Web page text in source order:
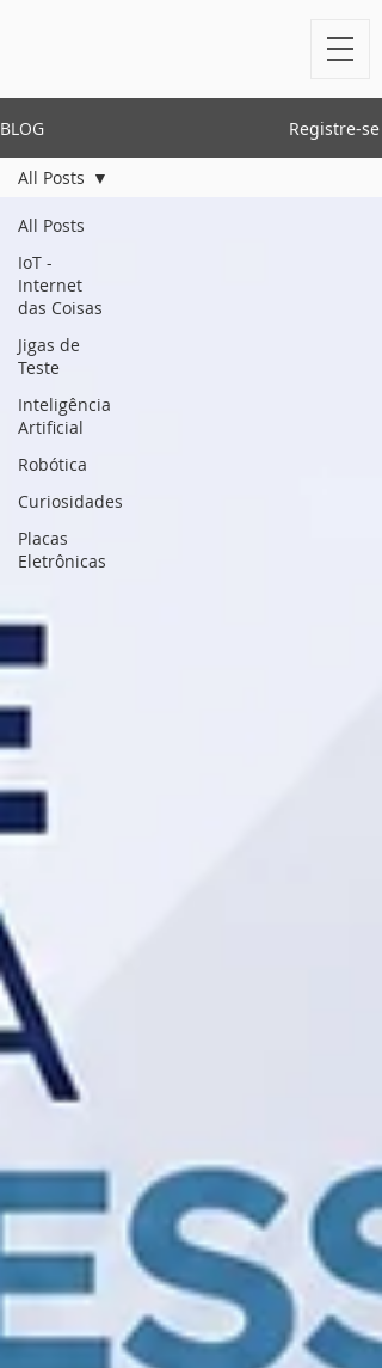
BLOG Registre-se
All Posts
IoT -
Internet
das Coisas
Jigas de
Teste
Inteligência
Artificial
Robótica
Curiosidades
Placas
Eletrônicas
All Posts